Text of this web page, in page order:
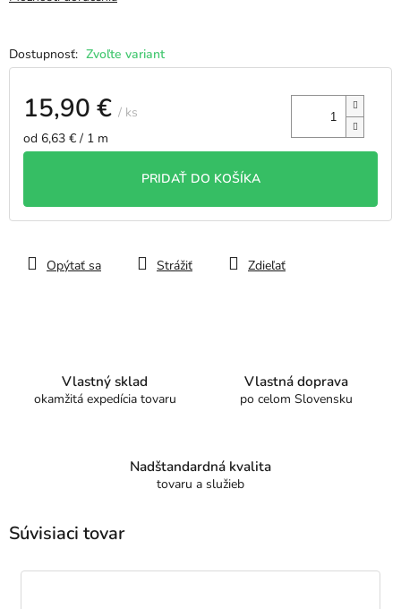
Zvoľte variant
15,90 € / ks
Jednotková
cena:
od 6,63 € / 1 m
PRIDAŤ DO KOŠÍKA
Opýtať sa Strážiť Zdieľať
Vlastný sklad
okamžitá expedícia tovaru
Vlastná doprava
po celom Slovensku
Nadštandardná kvalita
tovaru a služieb
Súvisiaci tovar